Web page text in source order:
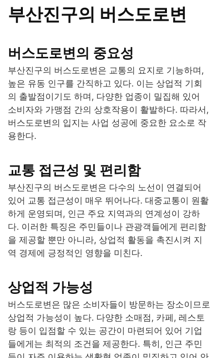
부산진구의 버스도로변
버스도로변의 중요성
부산진구의 버스도로변은 교통의 요지로 기능하며,
높은 유동 인구를 간직하고 있다. 이는 상업적 기회
의 출발점이기도 하며, 다양한 업종이 밀집해 있어
소비자와 가맹점 간의 상호작용이 활발하다. 따라서,
버스도로변의 입지는 사업 성공에 중요한 요소로 작
용한다.
교통 접근성 및 편리함
부산진구의 버스도로변은 다수의 노선이 연결되어
있어 교통 접근성이 매우 뛰어나다. 대중교통이 원활
하게 운영되며, 인근 주요 지역과의 연계성이 강하
다. 이러한 특징은 주민들이나 관광객들에게 편리함
을 제공할 뿐만 아니라, 상업적 활동을 촉진시켜 지
역 경제에 긍정적인 영향을 미친다.
상업적 가능성
버스도로변은 많은 소비자들이 방문하는 장소이므로
상업적 가능성이 높다. 다양한 소매점, 카페, 레스토
랑 등이 입점할 수 있는 공간이 마련되어 있어 기업
들에게는 최적의 조건을 제공한다. 특히, 인근 주민